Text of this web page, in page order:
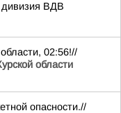
дивизия ВДВ
02:56!//
области
опасности.//